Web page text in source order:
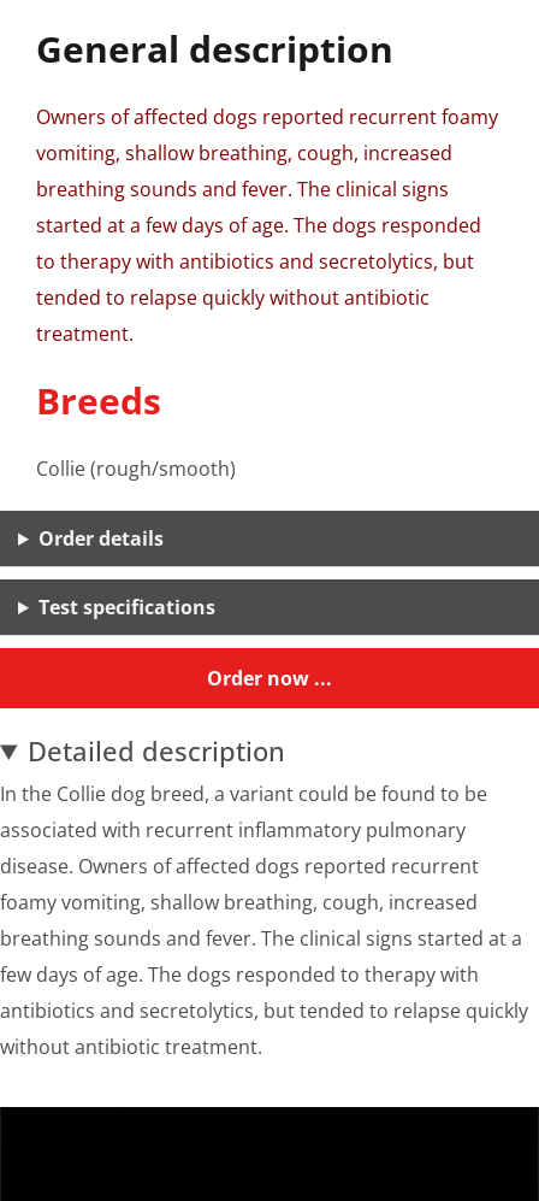
General description
Owners of affected dogs reported recurrent foamy
vomiting, shallow breathing, cough, increased
breathing sounds and fever. The clinical signs
started at a few days of age. The dogs responded
to therapy with antibiotics and secretolytics, but
tended to relapse quickly without antibiotic
treatment.
Breeds
Collie (rough/smooth)
Order details
Test specifications
Order now ...
Detailed description
In the Collie dog breed, a variant could be found to be
associated with recurrent inflammatory pulmonary
disease. Owners of affected dogs reported recurrent
foamy vomiting, shallow breathing, cough, increased
breathing sounds and fever. The clinical signs started at a
few days of age. The dogs responded to therapy with
antibiotics and secretolytics, but tended to relapse quickly
without antibiotic treatment.